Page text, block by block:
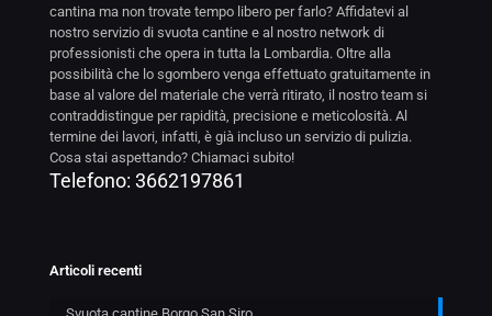
cantina ma non trovate tempo libero per farlo? Affidatevi al
nostro servizio di svuota cantine e al nostro network di
professionisti che opera in tutta la Lombardia. Oltre alla
possibilità che lo sgombero venga effettuato gratuitamente in
base al valore del materiale che verrà ritirato, il nostro team si
contraddistingue per rapidità, precisione e meticolosità. Al
termine dei lavori, infatti, è già incluso un servizio di pulizia.
Cosa stai aspettando? Chiamaci subito!
Telefono: 3662197861
Articoli recenti